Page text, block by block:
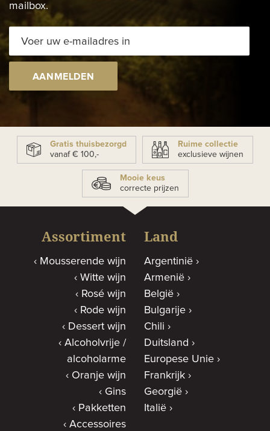
mailbox.
AANMELDEN
Gratis thuisbezorgd
vanaf € 100,-
Ruime collectie
exclusieve wijnen
Mooie keus
correcte prijzen
Assortiment
Mousserende wijn
Witte wijn
Rosé wijn
Rode wijn
Dessert wijn
Alcoholvrije /
alcoholarme
Oranje wijn
Gins
Pakketten
Accessoires
Land
Argentinië
Armenië
België
Bulgarije
Chili
Duitsland
Europese Unie
Frankrijk
Georgië
Italië